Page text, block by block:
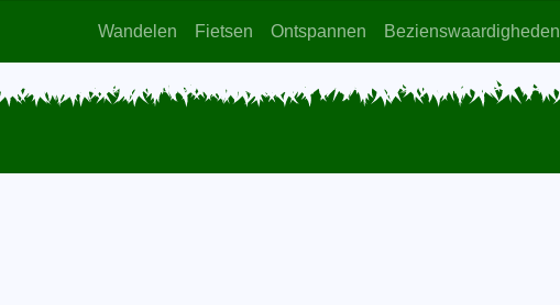
Wandelen Fietsen Ontspannen Bezienswaardigheden